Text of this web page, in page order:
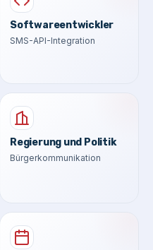
Softwareentwickler
SMS-API-Integration
Regierung und Politik
Bürgerkommunikation